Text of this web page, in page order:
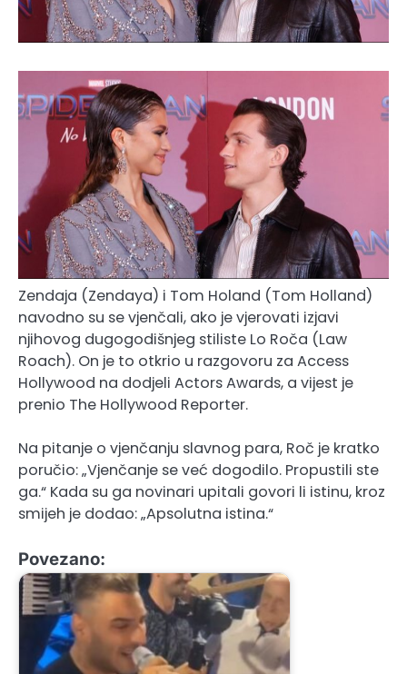
Zendaja (Zendaya) i Tom Holand (Tom Holland)
navodno su se vjenčali, ako je vjerovati izjavi
njihovog dugogodišnjeg stiliste Lo Roča (Law
Roach). On je to otkrio u razgovoru za Access
Hollywood na dodjeli Actors Awards, a vijest je
prenio The Hollywood Reporter.
Na pitanje o vjenčanju slavnog para, Roč je kratko
poručio: „Vjenčanje se već dogodilo. Propustili ste
ga.“ Kada su ga novinari upitali govori li istinu, kroz
smijeh je dodao: „Apsolutna istina.“
Povezano: